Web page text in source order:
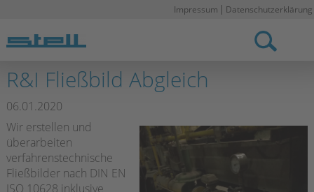
Impressum Datenschutzerklärung
R&I Fließbild Abgleich
06.01.2020
Wir erstellen und
überarbeiten
verfahrenstechnische
Fließbilder nach DIN EN
ISO 10628 inklusive